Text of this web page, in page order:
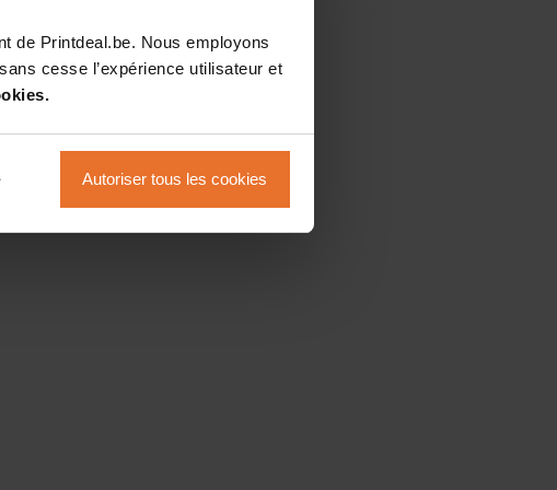
de Printdeal.be. Nous employons
cesse l’expérience utilisateur et
Autoriser tous les cookies